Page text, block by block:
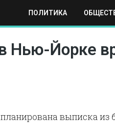
ПОЛИТИКА
НАУКА И ТЕХНИКА
Нью-Йорке
выписка из